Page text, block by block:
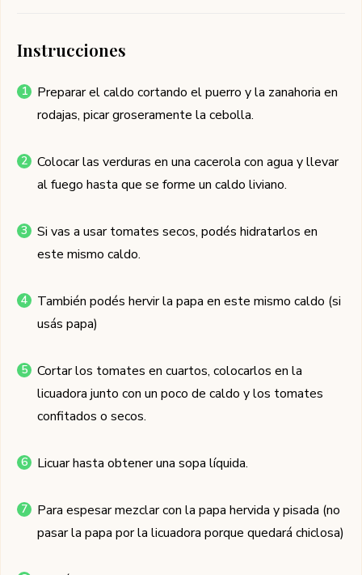
Instrucciones
Preparar el caldo cortando el puerro y la zanahoria en
rodajas, picar groseramente la cebolla.
Colocar las verduras en una cacerola con agua y llevar
al fuego hasta que se forme un caldo liviano.
Si vas a usar tomates secos, podés hidratarlos en
este mismo caldo.
También podés hervir la papa en este mismo caldo (si
usás papa)
Cortar los tomates en cuartos, colocarlos en la
licuadora junto con un poco de caldo y los tomates
confitados o secos.
Licuar hasta obtener una sopa líquida.
Para espesar mezclar con la papa hervida y pisada (no
pasar la papa por la licuadora porque quedará chiclosa)